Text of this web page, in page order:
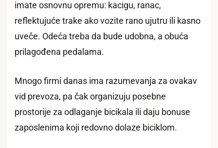
imate osnovnu opremu: kacigu, ranac,
reflektujuće trake ako vozite rano ujutru ili kasno
uveče. Odeća treba da bude udobna, a obuća
prilagođena pedalama.
Mnogo firmi danas ima razumevanja za ovakav
vid prevoza, pa čak organizuju posebne
prostorije za odlaganje bicikala ili daju bonuse
zaposlenima koji redovno dolaze biciklom.